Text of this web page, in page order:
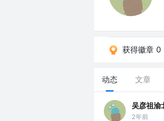
获得徽章 0
动态 文章
吴彦祖渝
2年前